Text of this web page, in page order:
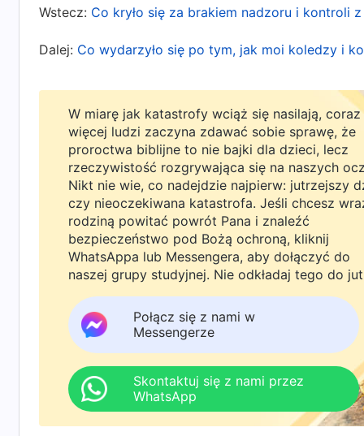
Byłam zbyt samolubna i podła. Naprawdę nie
o tym myślałam, poczułam się zobowiązana i
wcześniej uległam, i poinformować ich, że
Potem założyłam przebranie i poszłam
przeniesienie książek ze słowami Bożymi.
bezpieczeństwo było zagrożone, że muszą
którzy byli słabi, zniechęceni, zalęknieni i
swoim życiu kościelnym i w wykonywaniu
wydarzyło się coś, co ponownie mnie
miał pieczę nad książkami, zostały
Bożymi musiały zostać jak najszybciej
Gdyby te książki wpadły w ręce policji, strata
przenieść je tak szybko, jak to możliwe.
powierzono książki, bo chciałam rozeznać
sióstr, którzy zostali aresztowani, a potem
Wstecz: Co kryło się za brakiem nadzoru i kontroli
Dalej: Co wydarzyło się po tym, jak moi koledzy i
W miarę jak katastrofy wciąż się nasilają, coraz
więcej ludzi zaczyna zdawać sobie sprawę, że
proroctwa biblijne to nie bajki dla dzieci, lecz
rzeczywistość rozgrywająca się na naszych
Nikt nie wie, co nadejdzie najpierw: jutrzejszy
czy nieoczekiwana katastrofa. Jeśli chcesz
rodziną powitać powrót Pana i znaleźć
bezpieczeństwo pod Bożą ochroną, kliknij
WhatsAppa lub Messengera, aby dołączyć do
naszej grupy studyjnej. Nie odkładaj tego do
Połącz się z nami w
Messengerze
Skontaktuj się z nami przez
WhatsApp